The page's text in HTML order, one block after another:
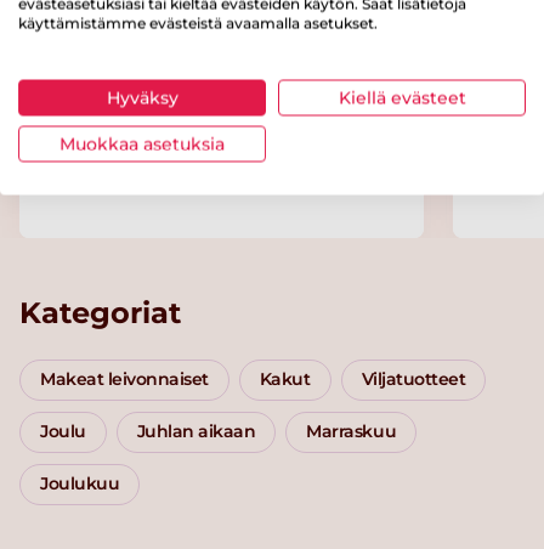
Kategoriat
Makeat leivonnaiset Kakut Viljatuotteet
Joulu Juhlan aikaan Marraskuu
Joulukuu
käyttämistämme evästeistä avaamalla asetukset.
Hyväksy Kiellä evästeet
Muokkaa asetuksia